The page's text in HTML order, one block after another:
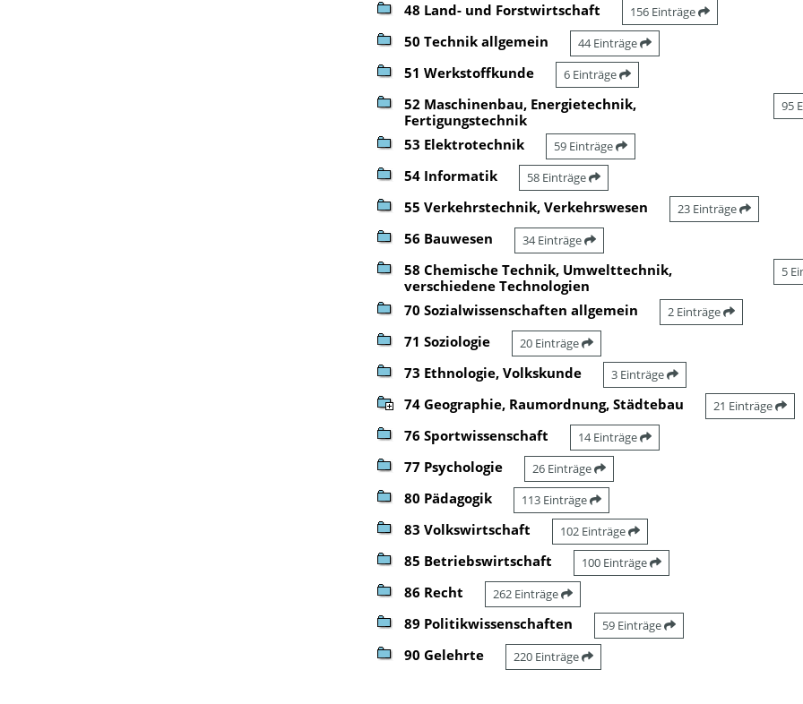
48 Land- und Forstwirtschaft 156 Einträge
50 Technik allgemein 44 Einträge
51 Werkstoffkunde 6 Einträge
52 Maschinenbau, Energietechnik,
Fertigungstechnik
95
53 Elektrotechnik 59 Einträge
54 Informatik 58 Einträge
55 Verkehrstechnik, Verkehrswesen 23 Einträge
56 Bauwesen 34 Einträge
58 Chemische Technik, Umwelttechnik,
verschiedene Technologien
5
70 Sozialwissenschaften allgemein 2 Einträge
71 Soziologie 20 Einträge
73 Ethnologie, Volkskunde 3 Einträge
74 Geographie, Raumordnung, Städtebau 21 Einträge
76 Sportwissenschaft 14 Einträge
77 Psychologie 26 Einträge
80 Pädagogik 113 Einträge
83 Volkswirtschaft 102 Einträge
85 Betriebswirtschaft 100 Einträge
86 Recht 262 Einträge
89 Politikwissenschaften 59 Einträge
90 Gelehrte 220 Einträge